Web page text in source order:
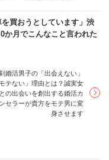
を買おうとしています」渋
か月でこんなこと言われた
婚活男子の「出会えない」
モテない」理由とは？誠実女
の出会いを創出する婚活カ
セラーが貴方をモテ男に変
身させます